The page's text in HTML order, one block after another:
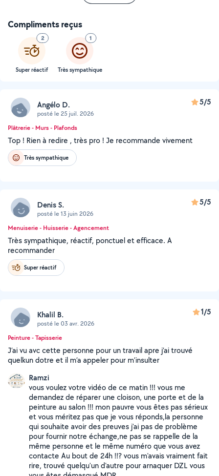
Compliments reçus
2
Super réactif
1
Très sympathique
Angélo D.
posté le 25 juil. 2026
5/5
Plâtrerie - Murs - Plafonds
Top ! Rien à redire , très pro ! Je recommande vivement
Très sympathique
Denis S.
posté le 13 juin 2026
5/5
Menuiserie - Huisserie - Agencement
Très sympathique, réactif, ponctuel et efficace. A
recommander
Super réactif
Khalil B.
posté le 03 avr. 2026
1/5
Peinture - Tapisserie
J’ai vu avc cette personne pour un travail apre j’ai trouvé
quelkun dotre et il m’a appeler pour m’insulter
Ramzi
vous voulez votre vidéo de ce matin !!! vous me
demandez de réparer une cloison, une porte et de la
peinture au salon !!! mon pauvre vous êtes pas sérieux
et vous méritez pas que je vous réponds,la personne
qui souhaite avoir des preuves j'ai pas de problème
pour fournir notre échange,ne pas se rappelle de la
même personne et le même numéro que vous avez
contacte Au bout de 24h !!? vous m'avais vraiment fait
rire, trouvé quelqu'un d'autre pour arnaquer DZL vous